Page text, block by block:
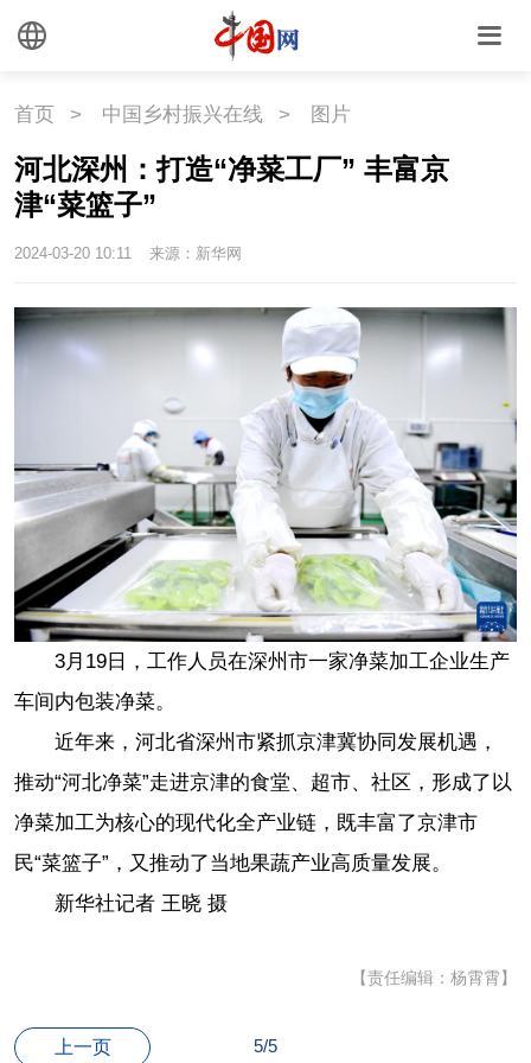
民藏
中国瓷
国情
国情
海洋 草原 湾区
心理 老年
首页 > 中国乡村振兴在线 > 图片
河北深州：打造“净菜工厂” 丰富京
津“菜篮子”
2024-03-20 10:11 来源：新华网
3月19日，工作人员在深州市一家净菜加工企业生产
车间内包装净菜。
近年来，河北省深州市紧抓京津冀协同发展机遇，
推动“河北净菜”走进京津的食堂、超市、社区，形成了以
净菜加工为核心的现代化全产业链，既丰富了京津市
民“菜篮子”，又推动了当地果蔬产业高质量发展。
新华社记者 王晓 摄
【责任编辑：杨霄霄】
上一页 5/5